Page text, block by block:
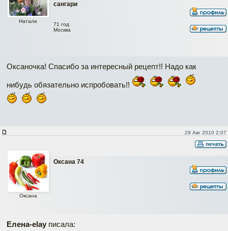
сангари
Натали
71 год
Москва
Оксаночка! Спасибо за интересный рецепт!! Надо как
нибудь обязательно испробовать!!
29 Авг 2010 2:07
Оксана 74
Оксана
Елена-elay писала: